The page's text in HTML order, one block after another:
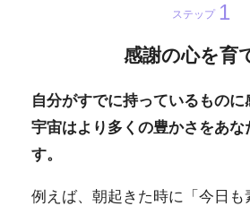
ステップ
感謝の心を育
自分がすでに持っているものに
宇宙はより多くの豊かさをあな
す。
例えば、朝起きた時に「今日も